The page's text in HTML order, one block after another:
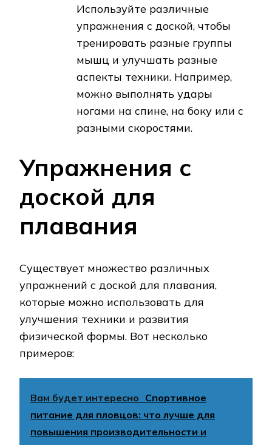
Используйте различные
упражнения с доской, чтобы
тренировать разные группы
мышц и улучшать разные
аспекты техники. Например,
можно выполнять удары
ногами на спине, на боку или с
разными скоростями.
Упражнения с
доской для
плавания
Существует множество различных
упражнений с доской для плавания,
которые можно использовать для
улучшения техники и развития
физической формы. Вот несколько
примеров:
Вам будет интересно Спортивное
питание для пловцов: что лучше для
повышения производительности и